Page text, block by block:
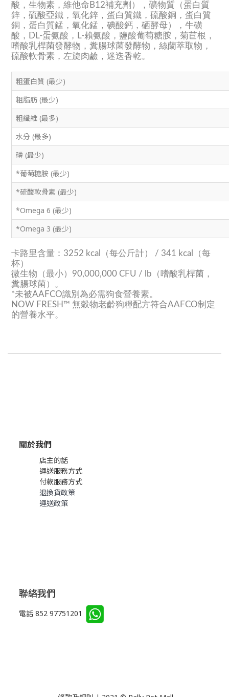
酸，生物素，維他命B12補充劑），礦物質（蛋白質
鋅，硫酸亞鐵，氧化鋅，蛋白質鐵，硫酸銅，蛋白質
銅，蛋白質錳，氧化錳，碘酸鈣，硒酵母），牛磺
酸，DL-蛋氨酸，L-賴氨酸，鹽酸葡萄糖胺，菊苣根，
嗜酸乳桿菌發酵物，糞腸球菌發酵物，絲蘭萃取物，
硫酸軟骨素，左旋肉鹼，迷迭香乾。
粗蛋白質 (最少)
粗脂肪 (最少)
粗纖維 (最多)
水分 (最多)
磷 (最少)
*葡萄糖胺 (最少)
*硫酸軟骨素 (最少)
*Omega 6 (最少)
*Omega 3 (最少)
卡路里含量：3252 kcal（每公斤計） / 341 kcal（每
杯）
微生物（最小）90,000,000 CFU / lb（嗜酸乳桿菌，
糞腸球菌）。
*未被AAFCO識別為必需狗食營養素。
NOW FRESH™ 無穀物老齡狗糧配方符合AAFCO制定
的營養水平。
關於我們
店主的話
運送服務方式
付款服務方式
退換貨政策
運送政策
聯絡我們
電話 852 97751201